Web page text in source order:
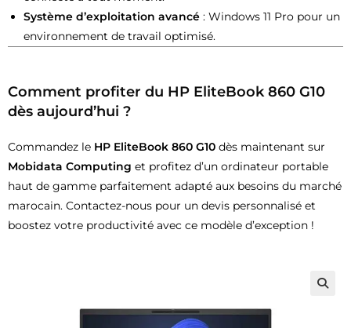
Système d’exploitation avancé : Windows 11 Pro pour un
environnement de travail optimisé.
Comment profiter du HP EliteBook 860 G10
dès aujourd’hui ?
Commandez le HP EliteBook 860 G10 dès maintenant sur
Mobidata Computing et profitez d’un ordinateur portable
haut de gamme parfaitement adapté aux besoins du marché
marocain. Contactez-nous pour un devis personnalisé et
boostez votre productivité avec ce modèle d’exception !